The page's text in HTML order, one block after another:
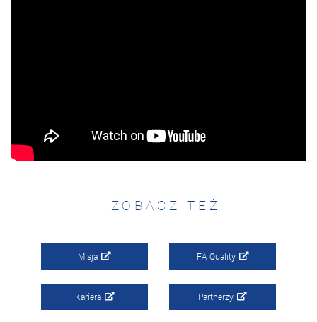
ZOBACZ TEŻ
Misja FA Quality
Kariera Partnerzy